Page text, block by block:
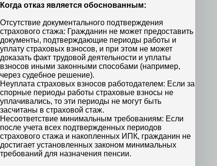
Когда отказ является обоснованным:
Отсутствие документального подтверждения
страхового стажа: Гражданин не может предоставить
документы, подтверждающие периоды работы и
уплату страховых взносов, и при этом не может
доказать факт трудовой деятельности и уплаты
взносов иными законными способами (например,
через судебное решение).
Неуплата страховых взносов работодателем: Если за
спорные периоды работы страховые взносы не
уплачивались, то эти периоды не могут быть
засчитаны в страховой стаж.
Несоответствие минимальным требованиям: Если
после учета всех подтвержденных периодов
страхового стажа и накопленных ИПК, гражданин не
достигает установленных законом минимальных
требований для назначения пенсии.